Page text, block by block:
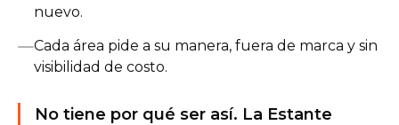
nuevo.
Cada área pide a su manera, fuera de marca y sin
visibilidad de costo.
No tiene por qué ser así. La Estante